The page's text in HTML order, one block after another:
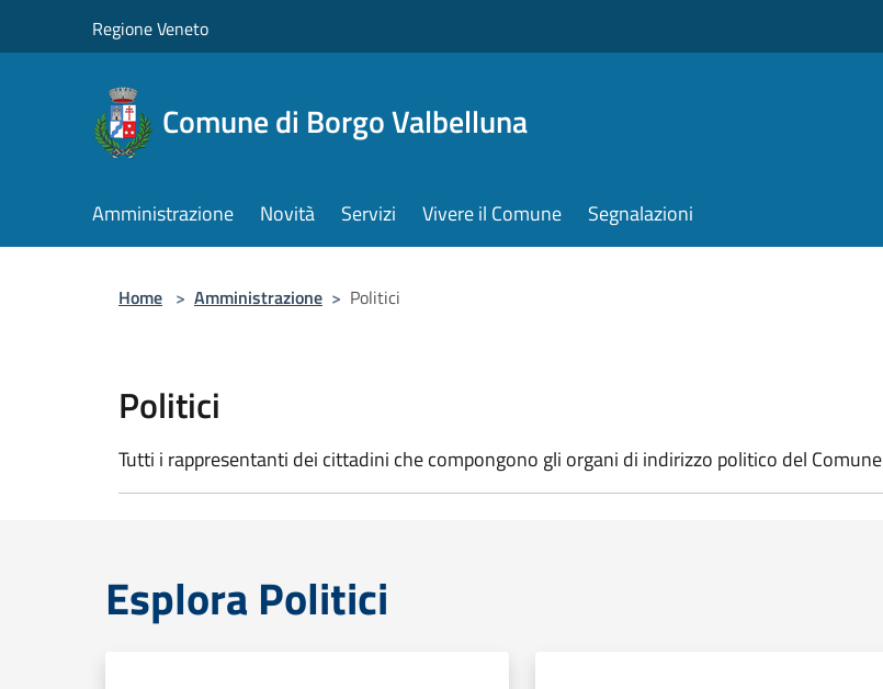
Regione Veneto
Comune di Borgo Valbelluna
Amministrazione Novità Servizi Vivere il Comune Segnalazioni
Home > Amministrazione > Politici
Politici
Tutti i rappresentanti dei cittadini che compongono gli organi di indirizzo politico del Comune
Esplora Politici